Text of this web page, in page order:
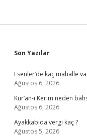
Sidebar
Son Yazılar
Esenler’de kaç mahalle
Ağustos 6, 2026
Kur’an-ı Kerim neden
Ağustos 6, 2026
Ayakkabıda vergi kaç ?
Ağustos 5, 2026